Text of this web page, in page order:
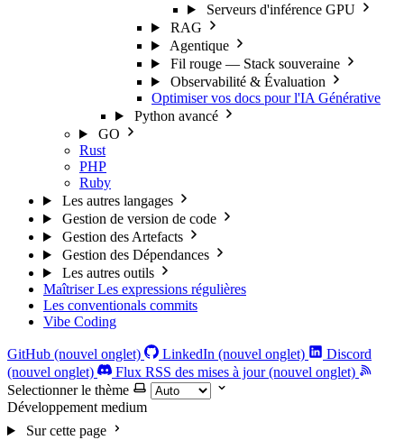
Serveurs d'inférence GPU
RAG
Agentique
Fil rouge — Stack souveraine
Observabilité & Évaluation
Optimiser vos docs pour l'IA Générative
Python avancé
GO
Rust
PHP
Ruby
Les autres langages
Gestion de version de code
Gestion des Artefacts
Gestion des Dépendances
Les autres outils
Maîtriser Les expressions régulières
Les conventionals commits
Vibe Coding
GitHub (nouvel onglet) LinkedIn (nouvel onglet)
Discord
(nouvel onglet)
Flux RSS des mises à jour (nouvel onglet)
Selectionner le thème
Développement medium
Sur cette page